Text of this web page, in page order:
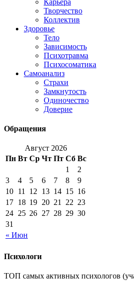
Творчество
Коллектив
Здоровье
Тело
Зависимость
Психотравма
Психосоматика
Самоанализ
Страхи
Замкнутость
Одиночество
Доверие
Обращения
Август 2026
Пн Вт Ср Чт Пт Сб Вс
« Июн
1
2
3
4 5 6 7 8
9
10 11 12 13 14 15 16
17 18 19 20 21 22 23
24 25 26 27 28 29 30
31
Психологи
ТОП самых активных психологов